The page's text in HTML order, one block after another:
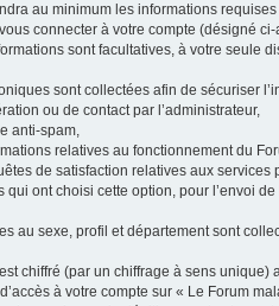
au minimum les informations
connecter à votre compte (désigné
sont facultatives, à votre seule
sont collectées afin de sécuriser
ou de contact par l’administrateur,
anti-spam,
relatives au fonctionnement du
de satisfaction relatives aux
qui ont choisi cette option, pour l’envoi
au sexe, profil et département sont
chiffré (par un chiffrage à sens
à votre compte sur « Le Forum